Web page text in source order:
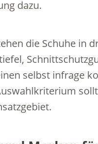
dazu.
die Schuhe in
selbst infrage